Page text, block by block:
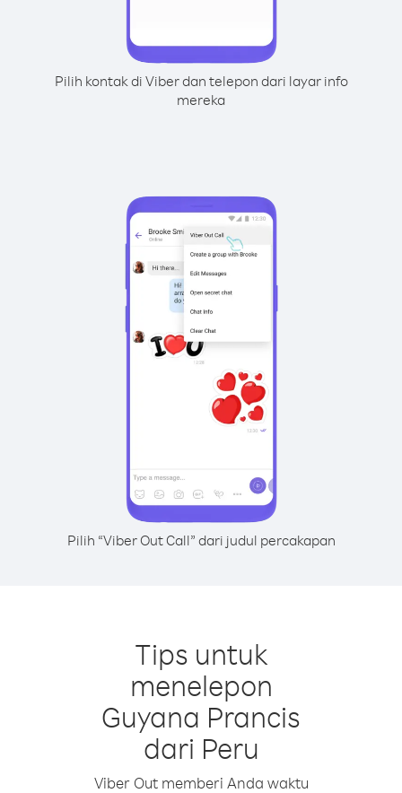
Pilih kontak di Viber dan telepon dari layar info
mereka
Pilih “Viber Out Call” dari judul percakapan
Tips untuk
menelepon
Guyana Prancis
dari Peru
Viber Out memberi Anda waktu